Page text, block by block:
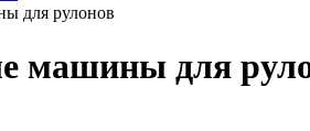
для рулонов
машины для